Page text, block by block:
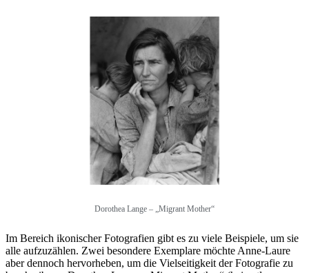
Dorothea Lange – „Migrant Mother“
Im Bereich ikonischer Fotografien gibt es zu viele Beispiele, um sie
alle aufzuzählen. Zwei besondere Exemplare möchte Anne-Laure
aber dennoch hervorheben, um die Vielseitigkeit der Fotografie zu